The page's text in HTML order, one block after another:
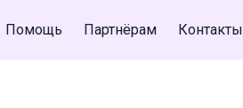
Помощь Партнёрам Контакты